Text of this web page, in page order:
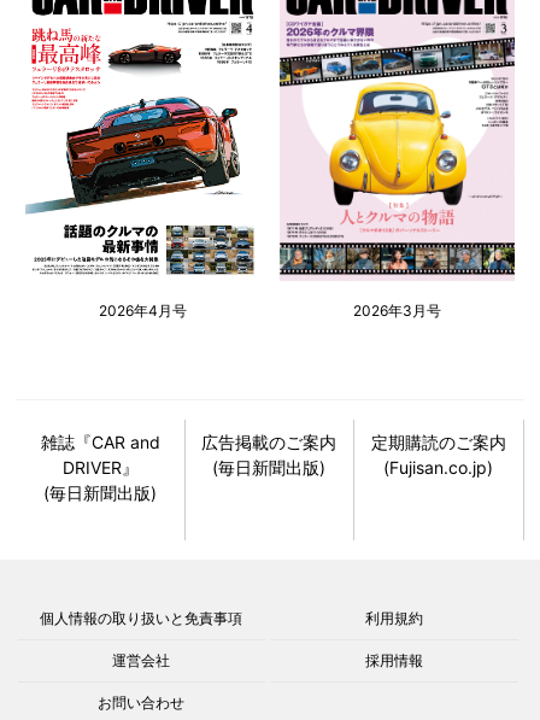
2026年4月号 2026年3月号
雑誌『CAR and
DRIVER』
(毎日新聞出版)
広告掲載のご案内
(毎日新聞出版)
定期購読のご案内
(Fujisan.co.jp)
個人情報の取り扱いと免責事項 利用規約
運営会社 採用情報
お問い合わせ